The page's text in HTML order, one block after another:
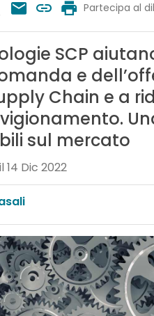
Partecipa al
SCP
e
Chain e a
sul mercato
14 Dic 2022